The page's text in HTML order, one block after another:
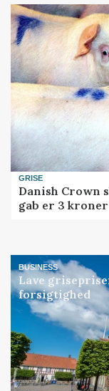
GRISE
Danish Crown
gab er 3
BUSINESS
Lave
forsigtighed